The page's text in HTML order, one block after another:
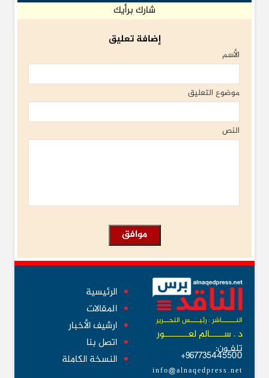
شارك برأيك
إضافة تعليق
الأسم
موضوع التعليق
النص
النــــــــاشر : رئيـــــس التحـــرير
د . ســــــالم لعــــــــــور
تلفـون:
967735445500+
info@alnaqedpress.net
الرئيسية
المقالات
ارشيف الأخبار
اتصل بنا
النسخة الكاملة